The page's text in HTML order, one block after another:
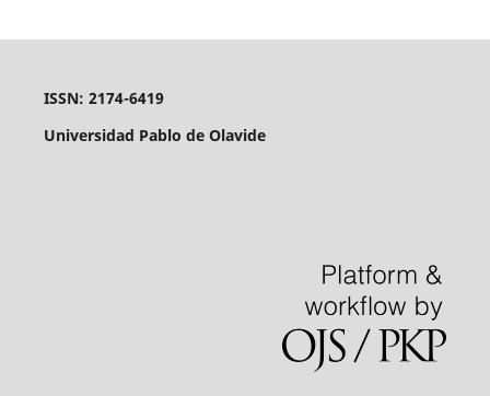
ISSN: 2174-6419
Universidad Pablo de Olavide